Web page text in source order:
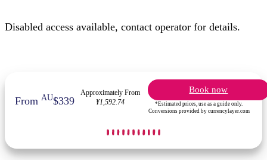
Disabled access available, contact operator for details.
FromAU$339
Approximately From
¥1,592.74
Book now
*Estimated prices, use as a guide only.
Conversions provided by currencylayer.com